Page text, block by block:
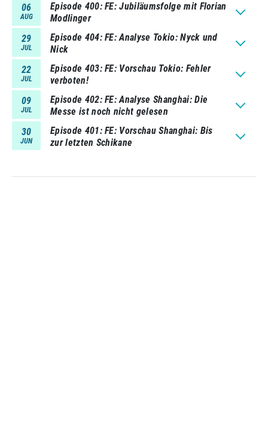
06
AUG
Episode 400 FE: Jubiläumsfolge mit Florian
Modlinger
29
JUL
Episode 404 FE: Analyse Tokio: Nyck und
Nick
22
JUL
Episode 403 FE: Vorschau Tokio: Fehler
verboten!
09
JUL
Episode 402 FE: Analyse Shanghai: Die
Messe ist noch nicht gelesen
30
JUN
Episode 401 FE: Vorschau Shanghai: Bis
zur letzten Schikane